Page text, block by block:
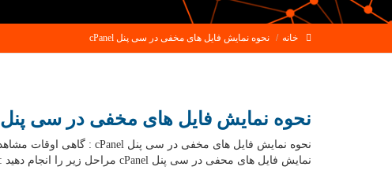
خانه نحوه نمایش فایل های مخفی در سی پنل cPanel
نحوه نمایش فایل های مخفی در سی پنل cPanel
نمایش فایل های محفی در سی پنل cPanel مراحل زیر را انجام دهید : ابتدا وارد پنل […]